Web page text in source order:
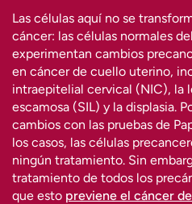
Las células aquí no se
cáncer: las células normales
experimentan cambios
en cáncer de cuello uterino,
intraepitelial cervical (NIC), la
escamosa (SIL) y la displasia.
cambios con las pruebas de
los casos, las células
ningún tratamiento. Sin
tratamiento de todos los
que esto previene el cáncer